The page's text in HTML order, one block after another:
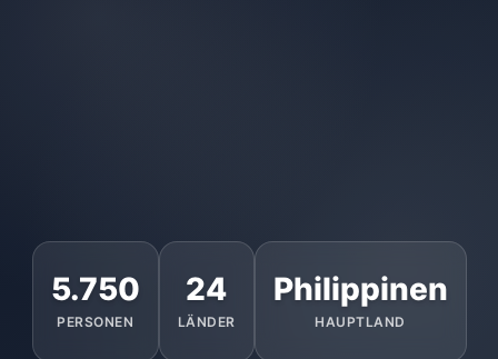
5.750
PERSONEN
24
LÄNDER
Philippinen
HAUPTLAND